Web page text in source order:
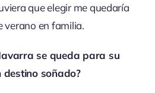
que elegir me quedaría
verano en familia.
se queda para su
destino soñado?